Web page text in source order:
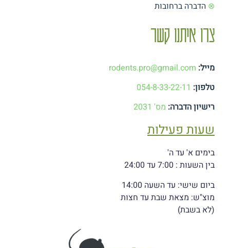
⊗ הדברה ברחובות
צרו איתנו קשר
מייל: rodents.pro@gmail.com
טלפון: 054-8-33-22-11
רישיון הדברה: מס' 2031
שעות פעילות
בימים א' עד ה'
בין השעות : 7:00 עד 24:00
ביום שישי: עד השעה 14:00
מוצ"ש: מצאת שבת עד חצות
(לא בשבת)